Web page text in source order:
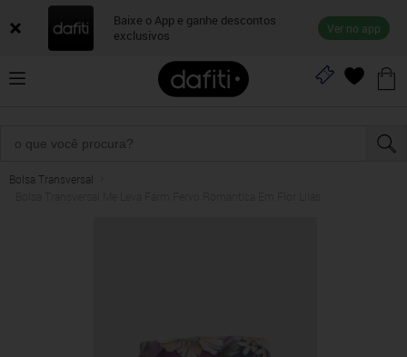
Baixe o App e ganhe descontos
exclusivos
Ver no app
Bolsa Transversal